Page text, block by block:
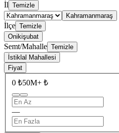
İl Temizle
Kahramanmaraş
İlçe Temizle
Onikişubat
Semt/Mahalle Temizle
İstiklal Mahallesi
Fiyat
0 ₺50M+ ₺
—